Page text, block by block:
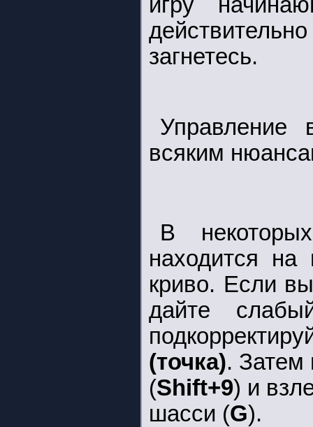
загнетесь.
Управление
всяким
В
находится
криво. Если
дайте
(точка). Затем
(Shift+9) и
шасси (G).